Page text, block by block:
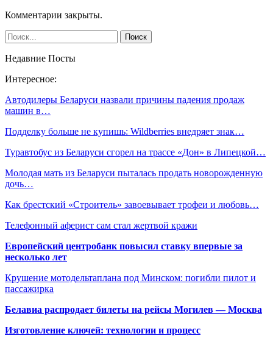
Комментарии закрыты.
Недавние Посты
Интересное:
Автодилеры Беларуси назвали причины падения продаж
машин в…
Подделку больше не купишь: Wildberries внедряет знак…
Туравтобус из Беларуси сгорел на трассе «Дон» в Липецкой…
Молодая мать из Беларуси пыталась продать новорожденную
дочь…
Как брестский «Строитель» завоевывает трофеи и любовь…
Телефонный аферист сам стал жертвой кражи
Европейский центробанк повысил ставку впервые за
несколько лет
Крушение мотодельтаплана под Минском: погибли пилот и
пассажирка
Белавиа распродает билеты на рейсы Могилев — Москва
Изготовление ключей: технологии и процесс